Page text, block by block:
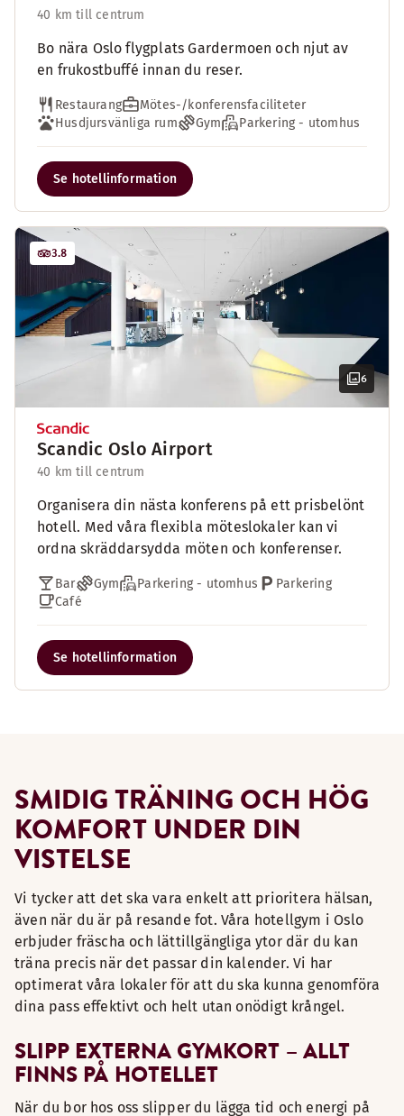
40 km till centrum
Bo nära Oslo flygplats Gardermoen och njut av
en frukostbuffé innan du reser.
Restaurang
Mötes-/konferensfaciliteter
Husdjursvänliga rum
Gym Parkering - utomhus
Se hotellinformation
6
3.8
Scandic Oslo Airport
40 km till centrum
Organisera din nästa konferens på ett prisbelönt
hotell. Med våra flexibla möteslokaler kan vi
ordna skräddarsydda möten och konferenser.
Bar Gym Parkering - utomhus
Parkering
Café
Se hotellinformation
SMIDIG TRÄNING OCH HÖG
KOMFORT UNDER DIN
VISTELSE
Vi tycker att det ska vara enkelt att prioritera hälsan,
även när du är på resande fot. Våra hotellgym i Oslo
erbjuder fräscha och lättillgängliga ytor där du kan
träna precis när det passar din kalender. Vi har
optimerat våra lokaler för att du ska kunna genomföra
dina pass effektivt och helt utan onödigt krångel.
SLIPP EXTERNA GYMKORT – ALLT
FINNS PÅ HOTELLET
När du bor hos oss slipper du lägga tid och energi på